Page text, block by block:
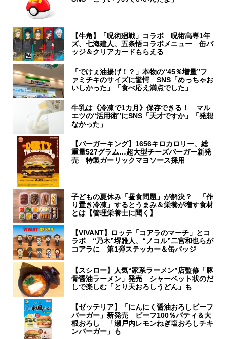
【牛角】「呪術廻戦」コラボ 呪術高専1年
ズ、七海建人、五条悟コラボメニュー 缶バ
ッジ＆クリアカードもらえる
「でけぇ油揚げ！？」本物の“45％増量”フ
ァミチキのサイズに驚愕 SNS「めっちゃお
いしかった」「食べ応え満点でした」
牛乳は《冷凍で1カ月》保存できる！ マル
エツの“活用術”にSNS「天才ですか」「発想
なかった」
【バーガーキング】1656キロカロリー、総
重量527グラム…超大型チーズバーガー新発
売 特製ガーリックマヨソース採用
子どもの夏休み「昼食問題」が解決？ 「作
り置き冷凍」するとうまみ＆栄養が増す食材
とは【管理栄養士に聞く】
【VIVANT】ロッテ「コアラのマーチ」とコ
ラボ “乃木”堺雅人、“ノコル”二宮和也らが
コアラに 第1弾ステッカー＆缶バッジ
【スシロー】人気“家系ラーメン”店監修「豚
骨醤油ラーメン」発売 シャーベット状のだ
しで楽しむ「とり天おろしうどん」も
【ゼッテリア】「にんにく醤油おろしビーフ
バーガー」新発売 ビーフ100％パティ＆大
根おろし 「瀬戸内レモンねぎ塩おろしチキ
ンバーガー」も